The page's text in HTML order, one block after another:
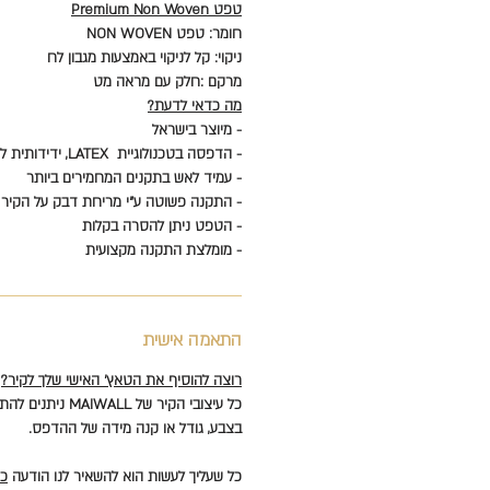
טפט Premium Non Woven
חומר: טפט NON WOVEN
ניקוי: קל לניקוי באמצעות מגבון לח
מרקם :חלק עם מראה מט
מה כדאי לדעת?
- מיוצר בישראל
- הדפסה בטכנולוגיית LATEX, ידידותית לסביבה וללא כימיקלים
- עמיד לאש בתקנים המחמירים ביותר
- התקנה פשוטה ע"י מריחת דבק על הקיר
- הטפט ניתן להסרה בקלות
- מומלצת התקנה מקצועית
התאמה אישית
רוצה להוסיף את הטאץ' האישי שלך לקיר?
כל עיצובי הקיר של MAIWALL ניתנים להתאמה אישית
בצבע, גודל או קנה מידה של ההדפס.
כל שעליך לעשות הוא להשאיר לנו הודעה